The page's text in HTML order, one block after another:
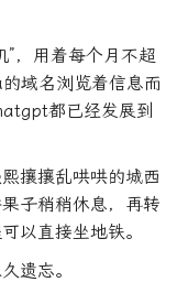
”，用着每个月不超
域名浏览着信息而
都已经发展到
攘攘乱哄哄的城西
子稍稍休息，再转
以直接坐地铁。
遗忘。